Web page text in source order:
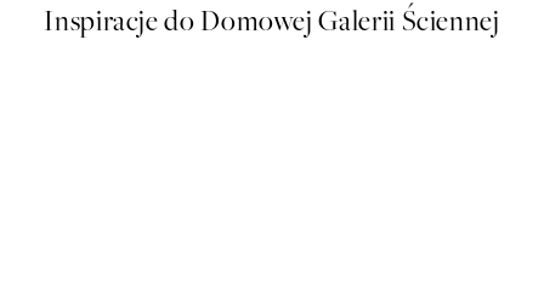
Inspiracje do Domowej Galerii Ściennej